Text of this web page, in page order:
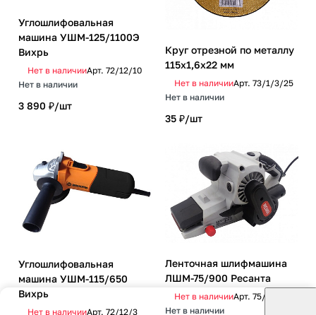
Углошлифовальная
машина УШМ-125/1100Э
Вихрь
Нет в наличииАрт. 72/12/10
Нет в наличии
3 890 ₽/шт
Круг отрезной по металлу
115х1,6х22 мм
Нет в наличииАрт. 73/1/3/25
Нет в наличии
35 ₽/шт
Углошлифовальная
машина УШМ-115/650
Вихрь
Нет в наличииАрт. 72/12/3
Ленточная шлифмашина
ЛШМ-75/900 Ресанта
Нет в наличииАрт. 75/6/1
Нет в наличии